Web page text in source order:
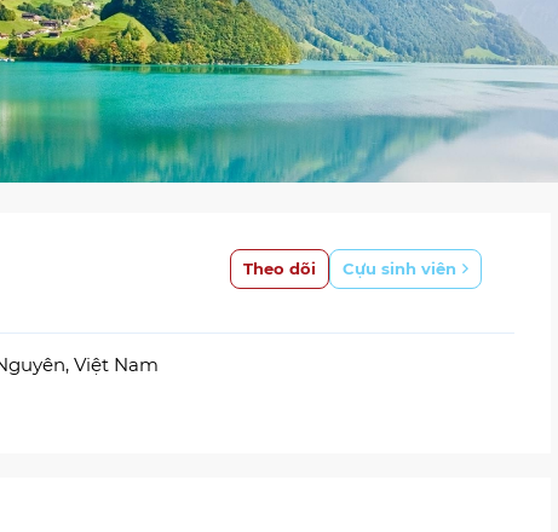
Theo dõi Cựu sinh viên
Việt Nam